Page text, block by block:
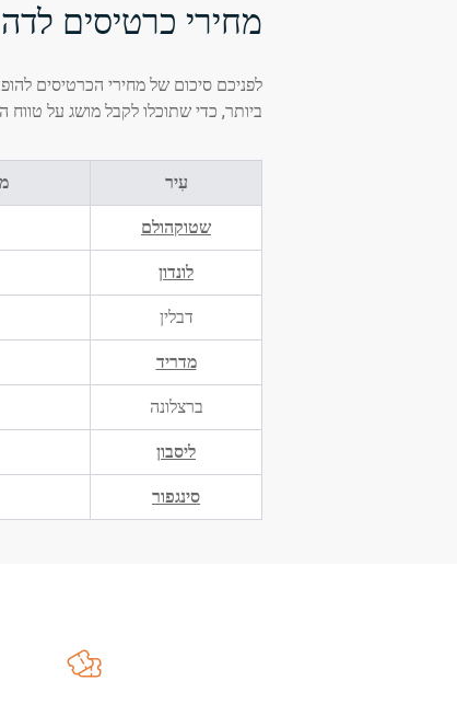
מחירי כרטיסים לדה
לפניכם סיכום של מחירי הכרטיסים
ביותר, כדי שתוכלו לקבל מושג על
עִיר
שטוקהולם
לונדון
דבלין
מדריד
ברצלונה
ליסבון
סינגפור